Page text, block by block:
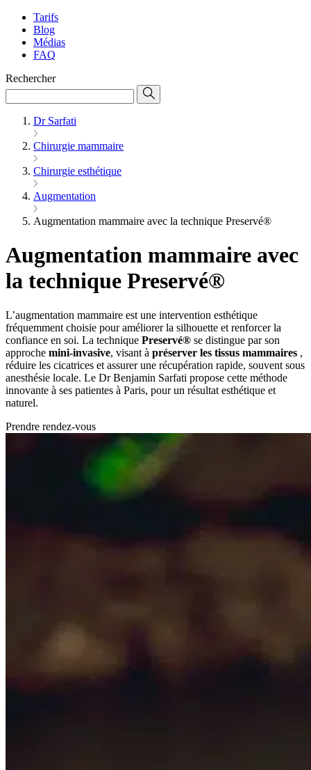
Tarifs
Blog
Médias
FAQ
Rechercher
Dr Sarfati
Chirurgie mammaire
Chirurgie esthétique
Augmentation
Augmentation mammaire avec la technique Preservé®
Augmentation mammaire avec
la technique Preservé®
L’augmentation mammaire est une intervention esthétique
fréquemment choisie pour améliorer la silhouette et renforcer la
confiance en soi. La technique Preservé® se distingue par son
approche mini‑invasive, visant à préserver les tissus mammaires ,
réduire les cicatrices et assurer une récupération rapide, souvent sous
anesthésie locale. Le Dr Benjamin Sarfati propose cette méthode
innovante à ses patientes à Paris, pour un résultat esthétique et
naturel.
Prendre rendez-vous